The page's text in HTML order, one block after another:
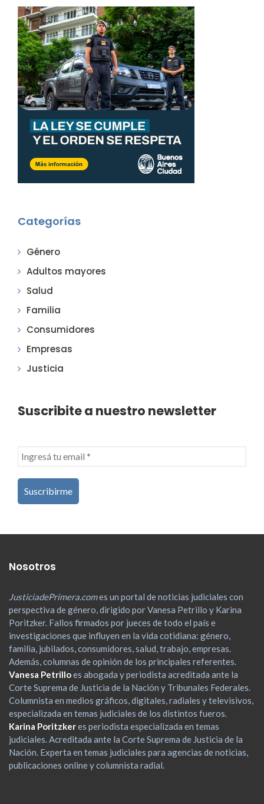
Categorías
Género
Adultos mayores
Salud
Familia
Consumidores
Empresas
Justicia
Suscribite a nuestro newsletter
Nosotros
JusticiadePrimera.comes un portal de noticias judiciales con
perspectiva de género, dirigido por Vanesa Petrillo y Karina
Poritzker. Fallos firmados por jueces de todo el país e
investigaciones que influyen en la vida cotidiana: género,
familia, jubilados, consumidores, salud, trabajo, empresas.
Además, columnas de opinión de los principales referentes.
Vanesa Petrilloes abogada y periodista acreditada ante la
Corte Suprema de Justicia de la Nación y Tribunales Federales.
Columnista en medios gráficos, digitales, radiales y televisivos,
especializada en temas judiciales de los distintos fueros.
Karina Poritzkeres periodista especializada en temas
judiciales. Acreditada ante la Corte Suprema de Justicia de la
Nación. Experta en temas judiciales para agencias de noticias,
publicaciones online y columnista radial.